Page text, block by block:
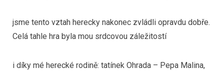
jsme tento vztah herecky nakonec zvládli opravdu dobře.
Celá tahle hra byla mou srdcovou záležitostí
i díky mé herecké rodině: tatínek Ohrada – Pepa Malina,